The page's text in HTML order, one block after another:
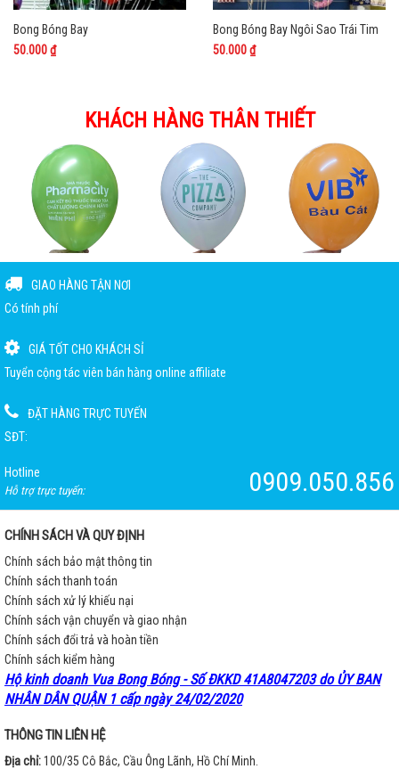
Bong Bóng Bay
50.000 ₫
Bong Bóng Bay Ngôi Sao Trái Tim
50.000 ₫
KHÁCH HÀNG THÂN THIẾT
GIAO HÀNG TẬN NƠI
Có tính phí
GIÁ TỐT CHO KHÁCH SỈ
Tuyển cộng tác viên bán hàng online affiliate
ĐẶT HÀNG TRỰC TUYẾN
SĐT:
Hotline
Hỗ trợ trực tuyến: 0909.050.856
CHÍNH SÁCH VÀ QUY ĐỊNH
Chính sách bảo mật thông tin
Chính sách thanh toán
Chính sách xử lý khiếu nại
Chính sách vận chuyển và giao nhận
Chính sách đổi trả và hoàn tiền
Chính sách kiểm hàng
Hộ kinh doanh Vua Bong Bóng - Số ĐKKD 41A8047203 do ỦY BAN
NHÂN DÂN QUẬN 1 cấp ngày 24/02/2020
THÔNG TIN LIÊN HỆ
Địa chỉ:100/35 Cô Bắc, Cầu Ông Lãnh, Hồ Chí Minh.